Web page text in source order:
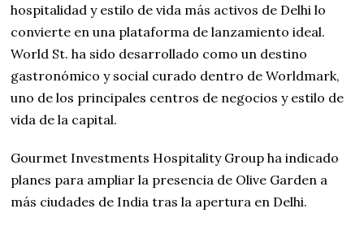
hospitalidad y estilo de vida más activos de Delhi lo
convierte en una plataforma de lanzamiento ideal.
World St. ha sido desarrollado como un destino
gastronómico y social curado dentro de Worldmark,
uno de los principales centros de negocios y estilo de
vida de la capital.
Gourmet Investments Hospitality Group ha indicado
planes para ampliar la presencia de Olive Garden a
más ciudades de India tras la apertura en Delhi.